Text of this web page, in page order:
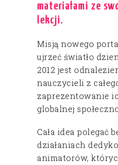
materiałami ze
lekcji.
Misją nowego
ujrzeć światło
2012 jest
nauczycieli z
zaprezentowanie
globalnej
Cała idea polegać
działaniach
animatorów,